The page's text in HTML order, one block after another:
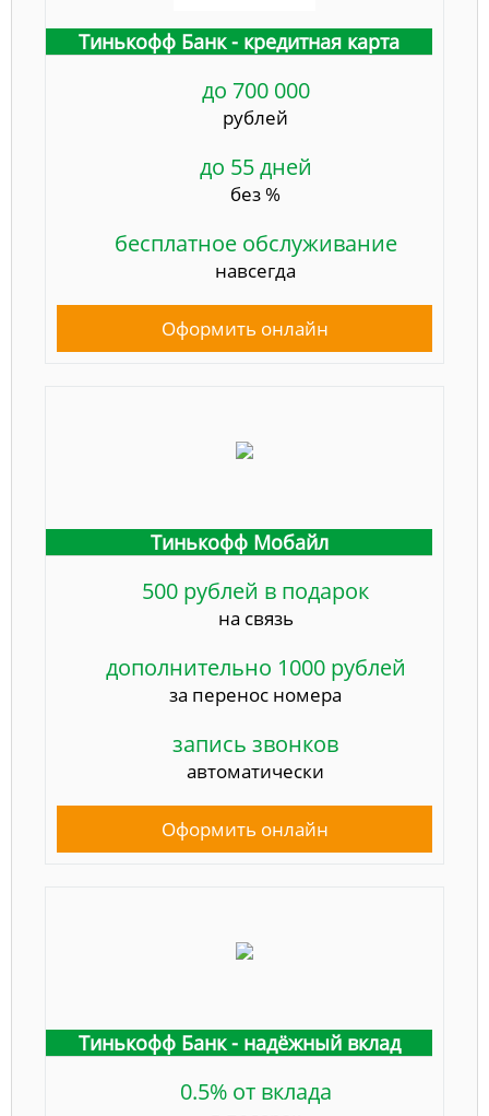
Тинькофф Банк - кредитная карта
до 700 000
рублей
до 55 дней
без %
бесплатное обслуживание
навсегда
Оформить онлайн
Тинькофф Мобайл
500 рублей в подарок
на связь
дополнительно 1000 рублей
за перенос номера
запись звонков
автоматически
Оформить онлайн
Тинькофф Банк - надёжный вклад
0.5% от вклада